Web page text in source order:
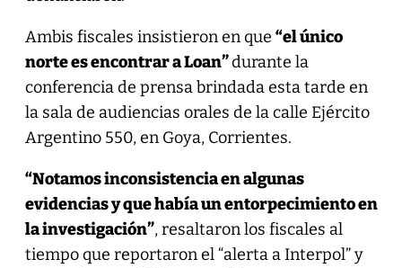
Ambis fiscales insistieron en que “el único
norte es encontrar a Loan”durante la
conferencia de prensa brindada esta tarde en
la sala de audiencias orales de la calle Ejército
Argentino 550, en Goya, Corrientes.
“Notamos inconsistencia en algunas
evidencias y que había un entorpecimiento en
la investigación”, resaltaron los fiscales al
tiempo que reportaron el “alerta a Interpol” y